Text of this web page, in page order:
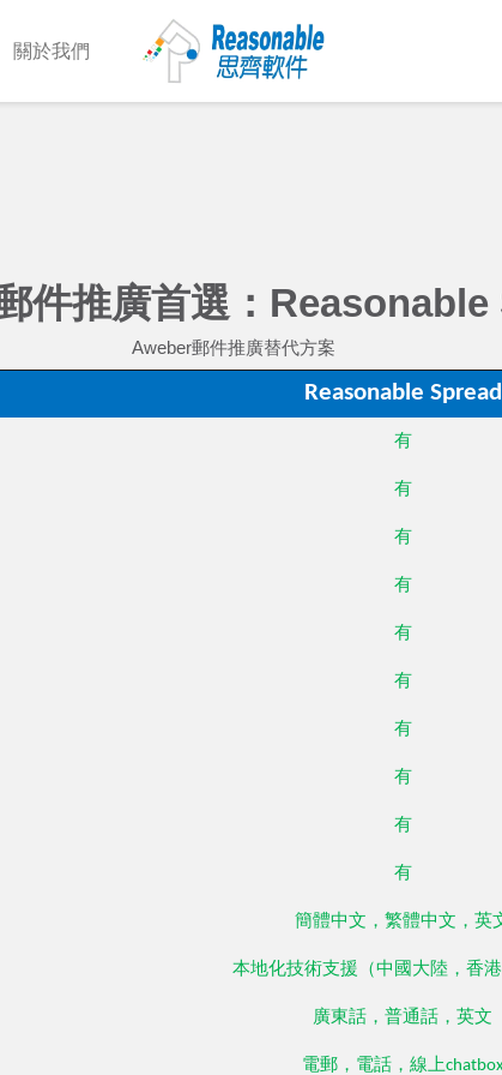
關於我們
件推廣首選：Reasonable
Aweber郵件推廣替代方案
Reasonable Spread
有
有
有
有
有
有
有
有
有
有
簡體中文，繁體中文，英
本地化技術支援（中國大陸，香港
廣東話，普通話，英文
電郵，電話，線上chatbox